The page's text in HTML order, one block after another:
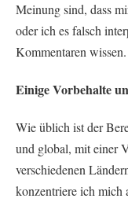
Meinung sind, dass
oder ich es falsch
Kommentaren wissen.
Einige Vorbehalte
Wie üblich ist der
und global, mit einer
verschiedenen
konzentriere ich mich